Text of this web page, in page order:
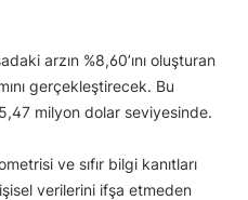
arzın %8,60’ını oluşturan
gerçekleştirecek. Bu
milyon dolar seviyesinde.
ve sıfır bilgi kanıtları
verilerini ifşa etmeden